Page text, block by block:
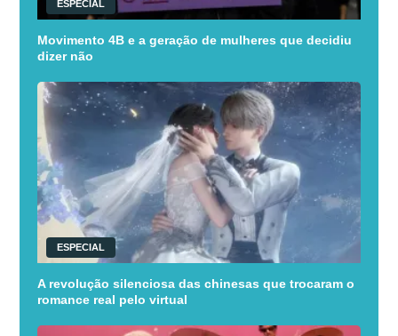
ESPECIAL
Movimento 4B e a geração de mulheres que decidiu
dizer não
ESPECIAL
A revolução silenciosa das chinesas que trocaram o
romance real pelo virtual